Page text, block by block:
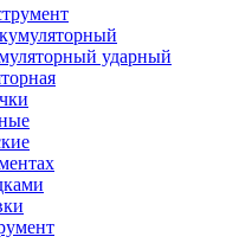
ударный